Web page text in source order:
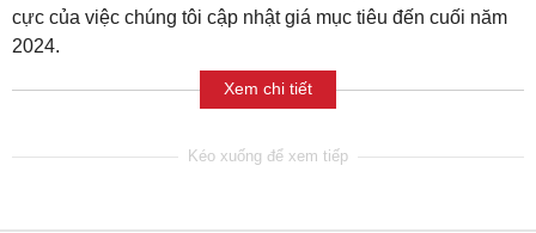
cực của việc chúng tôi cập nhật giá mục tiêu đến cuối năm
2024.
Xem chi tiết